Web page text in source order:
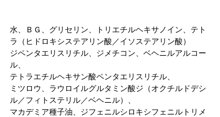
水、ＢＧ、グリセリン、トリエチルヘキサノイン、テト
ラ（ヒドロキシステアリン酸／イソステアリン酸）
ジペンタエリスリチル、ジメチコン、ベヘニルアルコー
ル、
テトラエチルヘキサン酸ペンタエリスリチル、
ミツロウ、ラウロイルグルタミン酸ジ（オクチルドデシ
ル／フィトステリル／ベヘニル）、
マカデミア種子油、ジフェニルシロキシフェニルトリメ